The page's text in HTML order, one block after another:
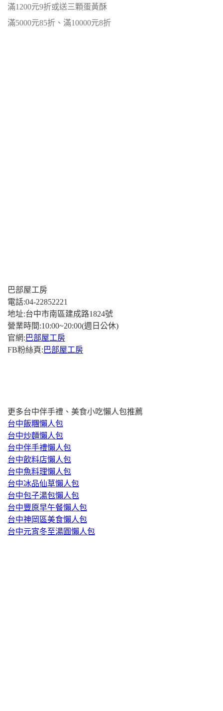
滿1200元9折或送三顆蛋黃酥
滿5000元85折、滿10000元8折
巴部屋工房
電話:04-22852221
地址:台中市南區建成路1824號
營業時間:10:00~20:00(週日公休)
官網: 巴部屋工房
FB粉絲頁: 巴部屋工房
更多台中伴手禮、美食小吃懶人包推薦
台中飯糰懶人包
台中炒麵懶人包
台中伴手禮懶人包
台中飲料店懶人包
台中魚料理懶人包
台中冰品仙草懶人包
台中包子湯包懶人包
台中豐原早午餐懶人包
台中神岡區美食懶人包
台中元宵冬至湯圓懶人包